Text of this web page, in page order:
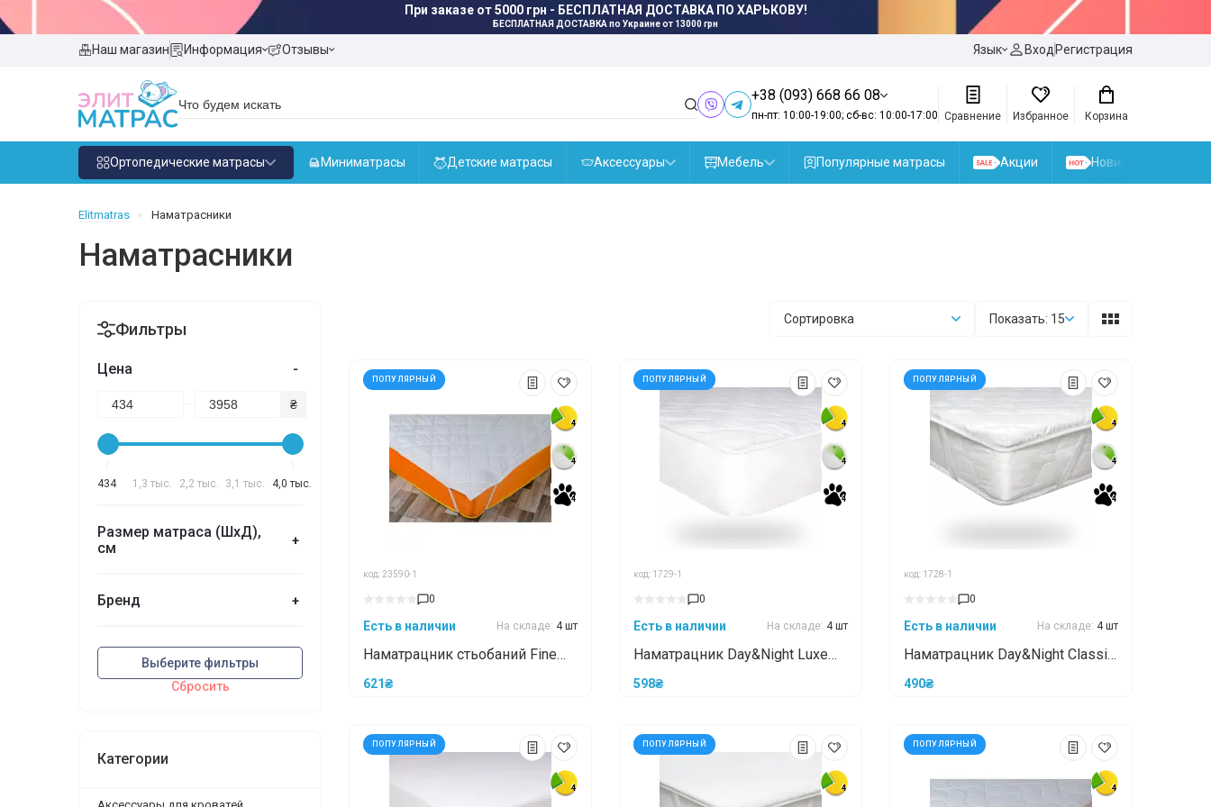
БЕСПЛАТНАЯ ДОСТАВКАпо Украине от 13000 грн
Наш магазин Информация Отзывы Язык ВходРегистрация
+38 (093) 668 66 08
пн-пт: 10:00-19:00; сб-вс: 10:00-17:00 Сравнение Избранное Корзина
Ортопедические матрасы Миниматрасы Детские матрасы Аксессуары Мебель Популярные матрасы Акции Новинки
Elitmatras Наматрасники
Наматрасники
Фильтры
Цена -
₴
434 1,3 тыс. 2,2 тыс. 3,1 тыс. 4,0 тыс.
Размер матраса (ШхД),
см
+
Бренд +
Сбросить
Выберите фильтры
Категории
Сортировка Показать: 15
4
4
4
ПОПУЛЯРНЫЙ
код: 23590-1
0
Есть в наличии На складе: 4 шт
4
4
4
Наматрацник стьобаний Fine
Sleep Звичайний з кутовими
621₴
4
4
4
ПОПУЛЯРНЫЙ
код: 1729-1
0
Есть в наличии На складе: 4 шт
4
4
4
Наматрацник Day&Night Luxe
70x190
598₴
4
4
4
ПОПУЛЯРНЫЙ
код: 1728-1
0
Есть в наличии На складе: 4 шт
4
4
4
Наматрацник Day&Night Classic
70x190
490₴
4
ПОПУЛЯРНЫЙ
4 4
ПОПУЛЯРНЫЙ
4 4
ПОПУЛЯРНЫЙ
4